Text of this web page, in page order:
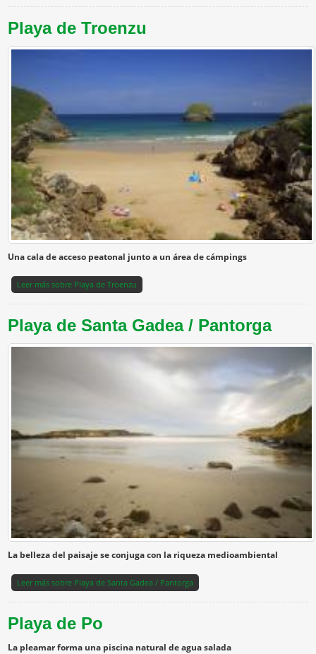
Playa de Troenzu
Una cala de acceso peatonal junto a un área de cámpings
Leer mássobre Playa de Troenzu
Playa de Santa Gadea / Pantorga
La belleza del paisaje se conjuga con la riqueza medioambiental
Leer mássobre Playa de Santa Gadea / Pantorga
Playa de Po
La pleamar forma una piscina natural de agua salada